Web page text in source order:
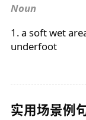
Noun
1. a soft wet
underfoot
实用场景例